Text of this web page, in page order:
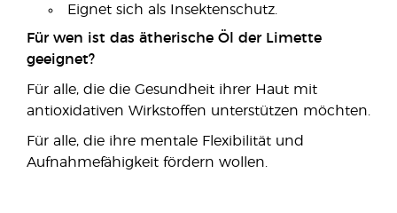
Eignet sich als Insektenschutz.
Für wen ist das ätherische Öl der Limette
geeignet?
Für alle, die die Gesundheit ihrer Haut mit
antioxidativen Wirkstoffen unterstützen möchten.
Für alle, die ihre mentale Flexibilität und
Aufnahmefähigkeit fördern wollen.